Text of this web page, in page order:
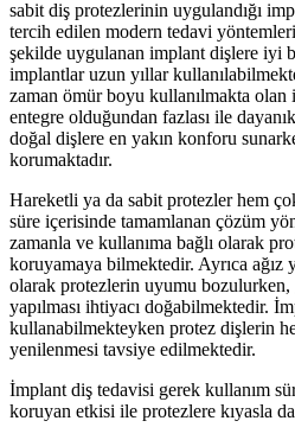
sabit diş protezlerinin uygulandığı
tercih edilen modern tedavi
şekilde uygulanan implant dişlere iyi
implantlar uzun yıllar
zaman ömür boyu kullanılmakta
entegre olduğundan fazlası ile
doğal dişlere en yakın konforu
korumaktadır.
Hareketli ya da sabit protezler hem
süre içerisinde tamamlanan çözüm
zamanla ve kullanıma bağlı olarak
koruyamaya bilmektedir. Ayrıca ağız
olarak protezlerin uyumu
yapılması ihtiyacı doğabilmektedir.
kullanabilmekteyken protez dişlerin
yenilenmesi tavsiye edilmektedir.
İmplant diş tedavisi gerek kullanım
koruyan etkisi ile protezlere kıyasla